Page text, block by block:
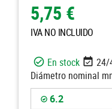
5,75 €
IVA NO INCLUIDO
En stock
24/
Diámetro nominal
6.2